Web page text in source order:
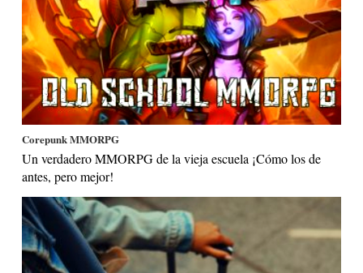
Corepunk MMORPG
Un verdadero MMORPG de la vieja escuela ¡Cómo los de
antes, pero mejor!